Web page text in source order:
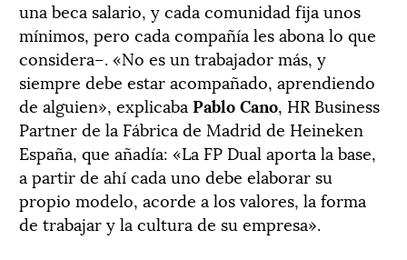
una beca salario, y cada comunidad fija unos
mínimos, pero cada compañía les abona lo que
considera–. «No es un trabajador más, y
siempre debe estar acompañado, aprendiendo
de alguien», explicaba Pablo Cano, HR Business
Partner de la Fábrica de Madrid de Heineken
España, que añadía: «La FP Dual aporta la base,
a partir de ahí cada uno debe elaborar su
propio modelo, acorde a los valores, la forma
de trabajar y la cultura de su empresa».